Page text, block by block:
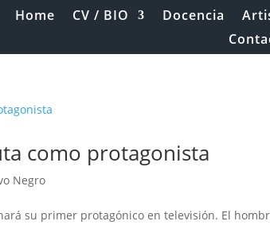
Home CV / BIO Docencia
como protagonista
Negro
su primer protagónico en televisión. El